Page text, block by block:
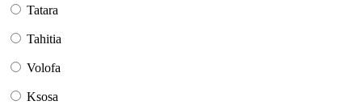
Tatara
Tahitia
Volofa
Ksosa